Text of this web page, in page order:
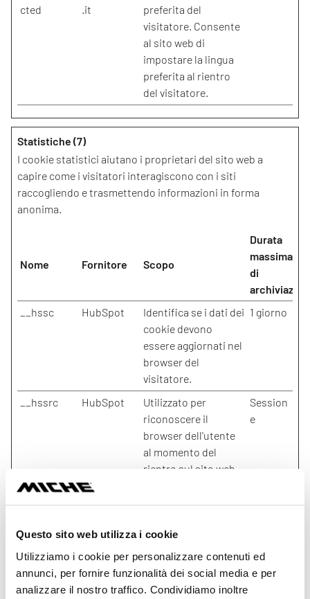
Questo sito web utilizza i cookie
Utilizziamo i cookie per personalizzare contenuti ed
annunci, per fornire funzionalità dei social media e per
analizzare il nostro traffico. Condividiamo inoltre
cted
.it
preferita del
visitatore. Consente
al sito web di
impostare la lingua
preferita al rientro
del visitatore.
Statistiche (7)
I cookie statistici aiutano i proprietari del sito web a
capire come i visitatori interagiscono con i siti
raccogliendo e trasmettendo informazioni in forma
anonima.
Nome Fornitore Scopo
Durata
massima
di
__hssc
HubSpot
Identifica se i dati dei
cookie devono
essere aggiornati nel
browser del
visitatore.
1 giorno
__hssrc HubSpot
Utilizzato per
riconoscere il
browser dell'utente
al momento del
rientro sul sito web.
Session
e
__hstc HubSpot
univoco per la
consente al sito web
di ottenere dati sul
comportamento dei
visitatori a fini
giorni